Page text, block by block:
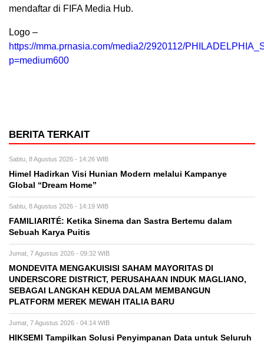
mendaftar di FIFA Media Hub.
Logo –
https://mma.prnasia.com/media2/2920112/
p=medium600
BERITA TERKAIT
Sabtu, 8 Agustus 2026 - 14:26 WIB
Himel Hadirkan Visi Hunian Modern melalui Kampanye
Global “Dream Home”
Sabtu, 8 Agustus 2026 - 14:19 WIB
FAMILIARITÉ: Ketika Sinema dan Sastra Bertemu dalam
Sebuah Karya Puitis
Jumat, 7 Agustus 2026 - 09:32 WIB
MONDEVITA MENGAKUISISI SAHAM MAYORITAS DI
UNDERSCORE DISTRICT, PERUSAHAAN INDUK MAGLIANO,
SEBAGAI LANGKAH KEDUA DALAM MEMBANGUN
PLATFORM MEREK MEWAH ITALIA BARU
Jumat, 7 Agustus 2026 - 04:14 WIB
HIKSEMI Tampilkan Solusi Penyimpanan Data untuk Seluruh